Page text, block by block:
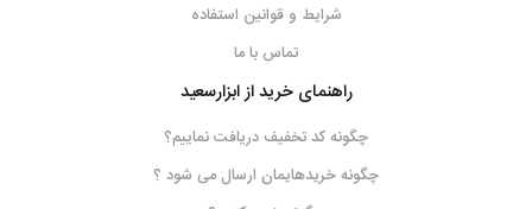
شرایط و قوانین استفاده
تماس با ما
راهنمای خرید از ابزارسعید
چگونه کد تخفیف دریافت نماییم؟
چگونه خریدهایمان ارسال می شود ؟